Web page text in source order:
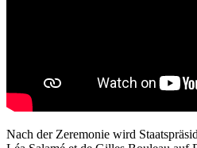
Nach der Zeremonie wird